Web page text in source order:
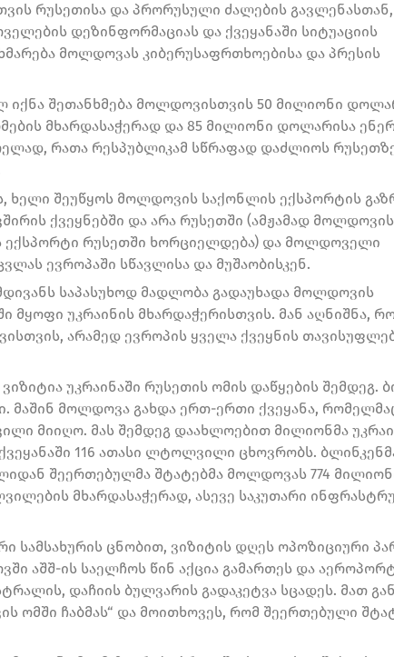
რუსეთისა და პრორუსული ძალების გავლენასთან,
დეზინფორმაციას და ქვეყანაში სიტუაციის
მოლდოვას კიბერუსაფრთხოებისა და პრესის
იქნა შეთანხმება მოლდოვისთვის 50 მილიონი
მხარდასაჭერად და 85 მილიონი დოლარისა
რათა რესპუბლიკამ სწრაფად დაძლიოს
ხელი შეუწყოს მოლდოვის საქონლის ექსპორტის
ქვეყნებში და არა რუსეთში (ამჟამად
ექსპორტი რუსეთში ხორციელდება) და მოლდოველი
ევროპაში სწავლისა და მუშაობისკენ.
საპასუხოდ მადლობა გადაუხადა მოლდოვის
მყოფი უკრაინის მხარდაჭერისთვის. მან აღნიშნა,
არამედ ევროპის ყველა ქვეყნის
უკრაინაში რუსეთის ომის დაწყების შემდეგ.
მაშინ მოლდოვა გახდა ერთ-ერთი ქვეყანა,
მიიღო. მას შემდეგ დაახლოებით მილიონმა
116 ათასი ლტოლვილი ცხოვრობს.
შეერთებულმა შტატებმა მოლდოვას 774
მხარდასაჭერად, ასევე საკუთარი
ცნობით, ვიზიტის დღეს ოპოზიციური
აშშ-ის საელჩოს წინ აქცია გამართეს და
დაჩიის ბულვარის გადაკეტვა სცადეს. მათ
ომში ჩაბმას“ და მოითხოვეს, რომ შეერთებული